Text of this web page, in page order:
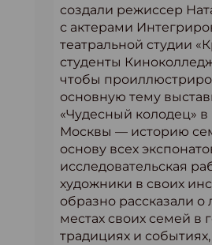
создали режиссер
с актерами
театральной студии
студенты
чтобы
основную тему
«Чудесный колодец»
Москвы — историю
основу всех
исследовательская
художники в своих
образно рассказали
местах своих семей в
традициях и